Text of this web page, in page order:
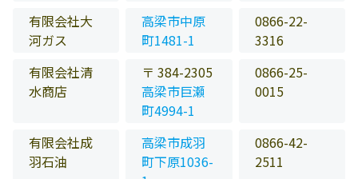
有限会社大
河ガス
高梁市中原
町1481-1
0866-22-
3316
有限会社清
水商店
〒 384-2305
高梁市巨瀬
町4994-1
0866-25-
0015
有限会社成
羽石油
高梁市成羽
町下原1036-
0866-42-
2511